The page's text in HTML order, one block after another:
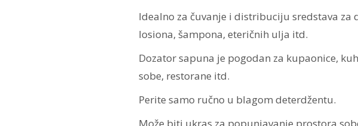
Idealno za čuvanje i distribuciju sredstava za
losiona, šampona, eteričnih ulja itd.
Dozator sapuna je pogodan za kupaonice,
sobe, restorane itd.
Perite samo ručno u blagom deterdžentu.
Može biti ukras za popunjavanje prostora